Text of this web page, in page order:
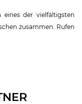
der vielfältigsten
zusammen. Rufen